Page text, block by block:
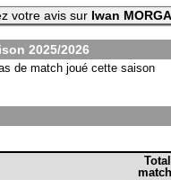
votre avis sur Iwan
2025/2026
de match joué cette saison
Total